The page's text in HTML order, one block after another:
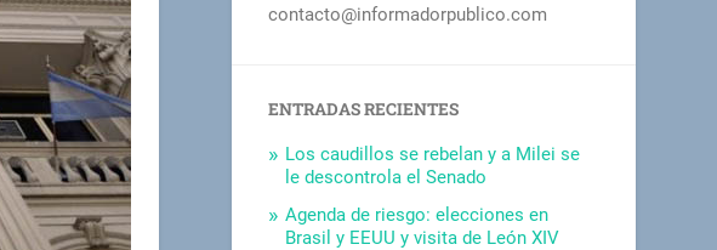
contacto@informadorpublico.com
ENTRADAS RECIENTES
Los caudillos se rebelan y a Milei se
le descontrola el Senado
Agenda de riesgo: elecciones en
Brasil y EEUU y visita de León XIV